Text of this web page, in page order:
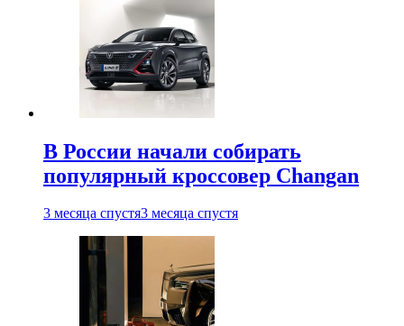
В России начали собирать
популярный кроссовер Changan
3 месяца спустя3 месяца спустя